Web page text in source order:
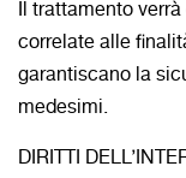
Il trattamento
correlate alle
garantiscano la
medesimi.
DIRITTI